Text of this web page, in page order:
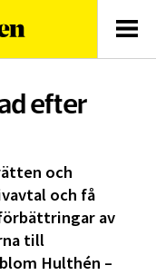
efter
och
och få
av
till
Hulthén –